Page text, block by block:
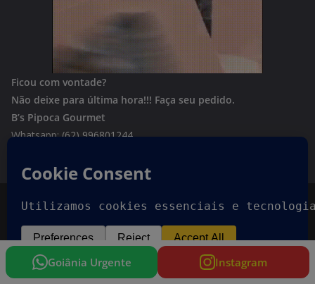
Ficou com vontade?
Não deixe para última hora!!! Faça seu pedido.
B’s Pipoca Gourmet
Whatsapp:(62) 996801244
Copyright © 2026Goiania Urgente. Todos os direitos
reservados.
Tema:ColorMagpor ThemeGrill. Powered byWordPress
Goiânia Urgente Instagram